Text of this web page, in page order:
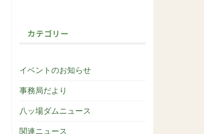
カテゴリー
イベントのお知らせ
事務局だより
八ッ場ダムニュース
関連ニュース